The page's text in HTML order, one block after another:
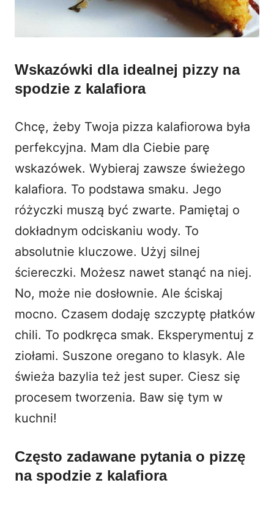
Wskazówki dla idealnej pizzy na
spodzie z kalafiora
Chcę, żeby Twoja pizza kalafiorowa była
perfekcyjna. Mam dla Ciebie parę
wskazówek. Wybieraj zawsze świeżego
kalafiora. To podstawa smaku. Jego
różyczki muszą być zwarte. Pamiętaj o
dokładnym odciskaniu wody. To
absolutnie kluczowe. Użyj silnej
ściereczki. Możesz nawet stanąć na niej.
No, może nie dosłownie. Ale ściskaj
mocno. Czasem dodaję szczyptę płatków
chili. To podkręca smak. Eksperymentuj z
ziołami. Suszone oregano to klasyk. Ale
świeża bazylia też jest super. Ciesz się
procesem tworzenia. Baw się tym w
kuchni!
Często zadawane pytania o pizzę
na spodzie z kalafiora